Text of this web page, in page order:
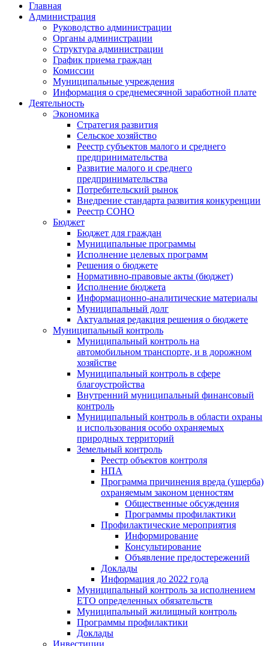
Главная
Администрация
Руководство администрации
Органы администрации
Структура администрации
График приема граждан
Комиссии
Муниципальные учреждения
Информация о среднемесячной заработной плате
Деятельность
Экономика
Стратегия развития
Сельское хозяйство
Реестр субъектов малого и среднего
предпринимательства
Развитие малого и среднего
предпринимательства
Потребительский рынок
Внедрение стандарта развития конкуренции
Реестр СОНО
Бюджет
Бюджет для граждан
Муниципальные программы
Исполнение целевых программ
Решения о бюджете
Нормативно-правовые акты (бюджет)
Исполнение бюджета
Информационно-аналитические материалы
Муниципальный долг
Актуальная редакция решения о бюджете
Муниципальный контроль
Муниципальный контроль на
автомобильном транспорте, и в дорожном
хозяйстве
Муниципальный контроль в сфере
благоустройства
Внутренний муниципальный финансовый
контроль
Муниципальный контроль в области охраны
и использования особо охраняемых
природных территорий
Земельный контроль
Реестр объектов контроля
НПА
Программа причинения вреда (ущерба)
охраняемым законом ценностям
Общественные обсуждения
Программы профилактики
Профилактические мероприятия
Информирование
Консультирование
Объявление предостережений
Доклады
Информация до 2022 года
Муниципальный контроль за исполнением
ЕТО определенных обязательств
Муниципальный жилищный контроль
Программы профилактики
Доклады
Инвестиции